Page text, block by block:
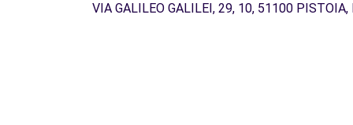
VIA GALILEO GALILEI, 29, 10, 51100 PISTOIA,